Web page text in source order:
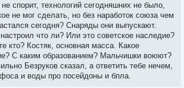
спорит, технологий сегодняшних не было,
не мог сделать, но без наработок союза чем
сегодня? Снаряды они выпускают.
что ли? Или это советское наследие?
кто? Костяк, основная масса. Какое
С каким образованием? Мальчишки воюют?
Безруков сказал, а ответить тебе нечем,
и воды про посейдоны и бпла.